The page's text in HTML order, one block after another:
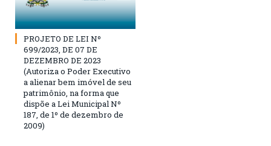
PROJETO DE LEI Nº
699/2023, DE 07 DE
DEZEMBRO DE 2023
(Autoriza o Poder Executivo
a alienar bem imóvel de seu
patrimônio, na forma que
dispõe a Lei Municipal Nº
187, de 1º de dezembro de
2009)